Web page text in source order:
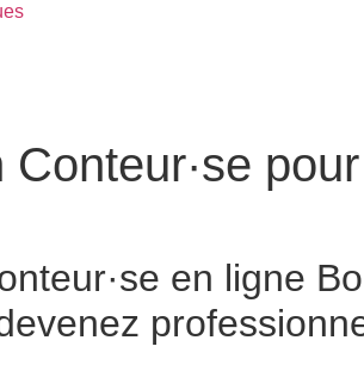
Conteur·se
en ligne